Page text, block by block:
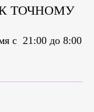
ТОЧНОМУ
c 21:00 до 8:00